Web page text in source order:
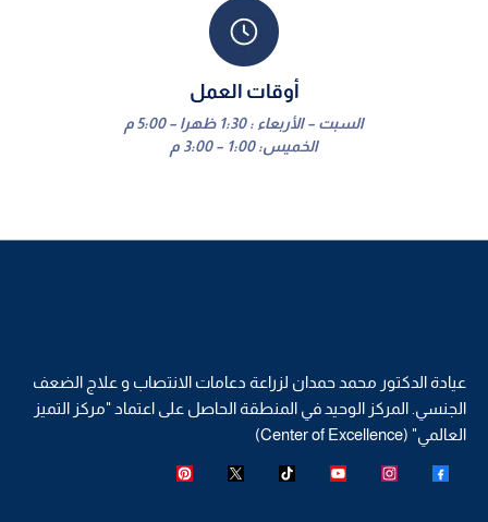
أوقات العمل
السبت – الأربعاء : 1:30 ظهرا – 5:00 م
الخميس: 1:00 – 3:00 م
عيادة الدكتور محمد حمدان لزراعة دعامات الانتصاب و علاج الضعف
الجنسي. المركز الوحيد في المنطقة الحاصل على اعتماد "مركز التميز
العالمي" (Center of Excellence)